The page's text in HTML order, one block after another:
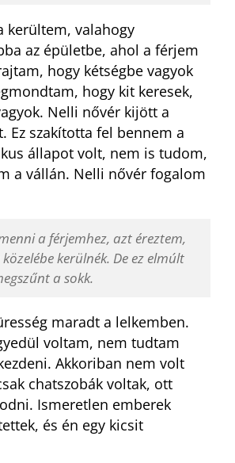
kerültem, valahogy
az épületbe, ahol a férjem
hogy kétségbe vagyok
hogy kit keresek,
Nelli nővér kijött a
Ez szakította fel bennem a
állapot volt, nem is tudom,
a vállán. Nelli nővér fogalom
a férjemhez, azt éreztem,
kerülnék. De ez elmúlt
a sokk.
maradt a lelkemben.
voltam, nem tudtam
Akkoriban nem volt
chatszobák voltak, ott
Ismeretlen emberek
és én egy kicsit